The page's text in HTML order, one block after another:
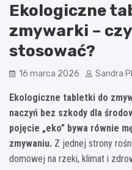
Ekologiczne
zmywarki –
stosować?
16 marca 2026 Sandra
Ekologiczne tabletki do
naczyń bez szkody dla
pojęcie „eko” bywa równie
zmywaniu. Z jednej strony
domowej na rzeki, klimat i